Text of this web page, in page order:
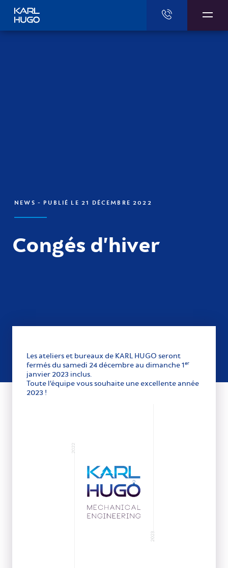
NEWS - PUBLIÉ LE 21 DÉCEMBRE 2022
Congés d’hiver
Les ateliers et bureaux de KARL HUGO seront
fermés du samedi 24 décembre au dimanche 1er
janvier 2023 inclus.
Toute l’équipe vous souhaite une excellente année
2023 !
Karl Hugo